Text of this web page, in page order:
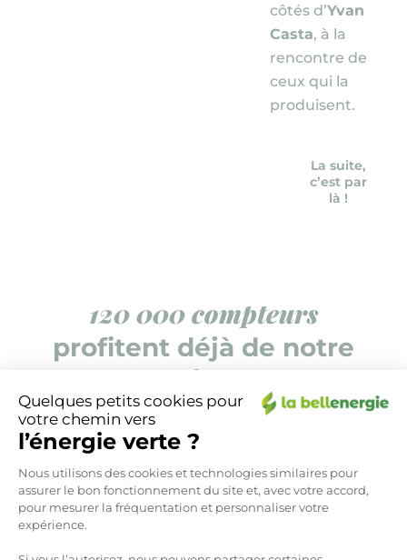
Quelques petits cookies pour
votre chemin vers
l’énergie verte ?
Plateforme de Gestion du
Nous utilisons des cookies et technologies similaires pour
assurer le bon fonctionnement du site et, avec votre accord,
pour mesurer la fréquentation et personnaliser votre
expérience.
côtés d’Yvan
Casta, à la
rencontre de
ceux qui la
produisent.
La suite,
c’est par
là !
120 000 compteurs
profitent déjà de notre
énergie verte